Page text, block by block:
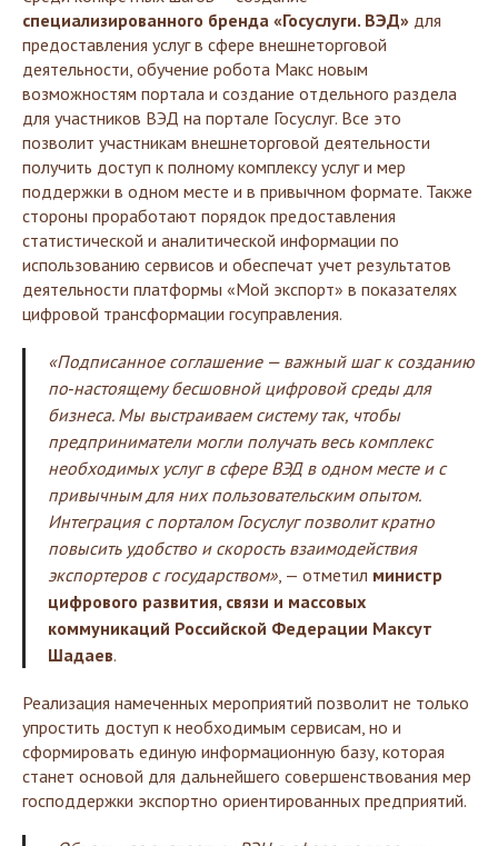
специализированного бренда «Госуслуги. ВЭД» для
предоставления услуг в сфере внешнеторговой
деятельности, обучение робота Макс новым
возможностям портала и создание отдельного раздела
для участников ВЭД на портале Госуслуг. Все это
позволит участникам внешнеторговой деятельности
получить доступ к полному комплексу услуг и мер
поддержки в одном месте и в привычном формате. Также
стороны проработают порядок предоставления
статистической и аналитической информации по
использованию сервисов и обеспечат учет результатов
деятельности платформы «Мой экспорт» в показателях
цифровой трансформации госуправления.
«Подписанное соглашение — важный шаг к созданию
по‑настоящему бесшовной цифровой среды для
бизнеса. Мы выстраиваем систему так, чтобы
предприниматели могли получать весь комплекс
необходимых услуг в сфере ВЭД в одном месте и с
привычным для них пользовательским опытом.
Интеграция с порталом Госуслуг позволит кратно
повысить удобство и скорость взаимодействия
экспортеров с государством», — отметил министр
цифрового развития, связи и массовых
коммуникаций Российской Федерации Максут
Шадаев.
Реализация намеченных мероприятий позволит не только
упростить доступ к необходимым сервисам, но и
сформировать единую информационную базу, которая
станет основой для дальнейшего совершенствования мер
господдержки экспортно ориентированных предприятий.